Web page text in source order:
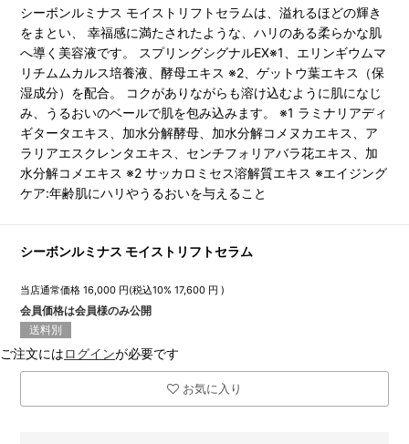
シーボンルミナス モイストリフトセラムは、溢れるほどの輝き
をまとい、 幸福感に満たされたような、ハリのある柔らかな肌
へ導く美容液です。 スプリングシグナルEX※1、エリンギウムマ
リチムムカルス培養液、酵母エキス ※2、ゲットウ葉エキス（保
湿成分）を配合。 コクがありながらも溶け込むように肌になじ
み、うるおいのベールで肌を包み込みます。 ※1 ラミナリアディ
ギタータエキス、加水分解酵母、加水分解コメヌカエキス、ア
ラリアエスクレンタエキス、センチフォリアバラ花エキス、加
水分解コメエキス ※2 サッカロミセス溶解質エキス ※エイジング
ケア:年齢肌にハリやうるおいを与えること
シーボンルミナス モイストリフトセラム
当店通常価格 16,000 円(税込10%17,600 円 )
会員価格は会員様のみ公開
送料別
ご注文にはログインが必要です
お気に入り